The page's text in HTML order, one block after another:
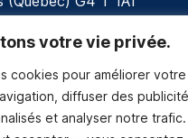
votre vie privée.
cookies pour améliorer votre
diffuser des
et analyser notre trafic.
tout temps pour toutes